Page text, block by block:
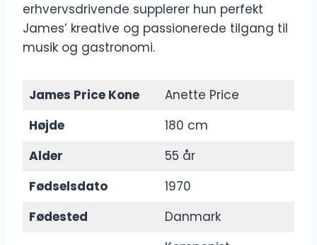
erhvervsdrivende supplerer hun perfekt
James’ kreative og passionerede tilgang til
musik og gastronomi.
James Price Kone
Anette Price
Højde
180 cm
Alder
55 år
Fødselsdato
1970
Fødested
Danmark